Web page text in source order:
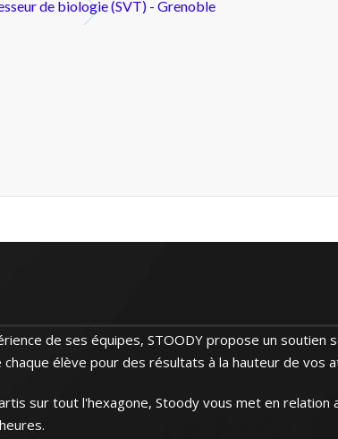
de ses équipes, STOODY propose un soutien
élève pour des résultats à la hauteur de vos
sur tout l'hexagone, Stoody vous met en relation